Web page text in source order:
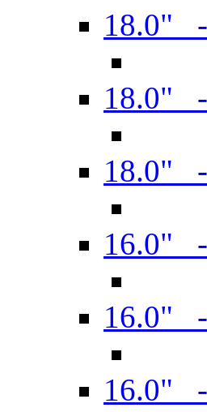
18.0"
18.0"
18.0"
16.0"
16.0"
16.0"